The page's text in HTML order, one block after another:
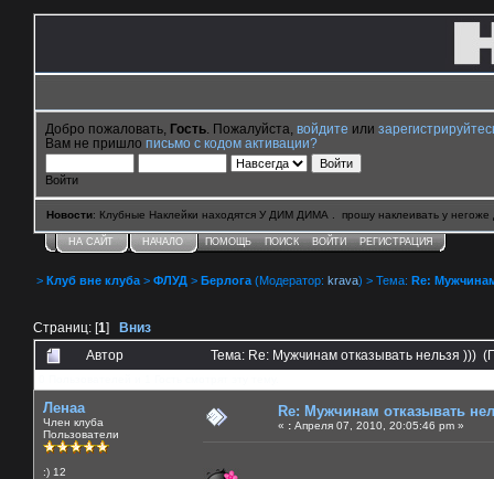
Добро пожаловать, Гость . Пожалуйста, войдите или
Вам не пришло письмо с кодом активации?
Войти
Новости: Клубные Наклейки находятся У ДИМ ДИМА . прошу наклеивать у негоже
НА САЙТ НАЧАЛО ПОМОЩЬ ПОИСК ВОЙТИ РЕГИСТРАЦИЯ
> Клуб вне клуба > ФЛУД > Берлога (Модератор: krava) > Тема: Re:
Страниц: [1] Вниз
Автор
Тема: Re: Мужчинам отказывать нельзя )))
Ленаа
Член клуба
Пользователи
:) 12
Re: Мужчинам отказывать
« : Апреля 07, 2010, 20:05:46 pm »